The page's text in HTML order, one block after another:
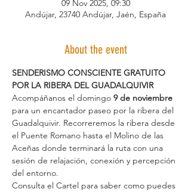
09 Nov 2025, 09:30
Andújar, 23740 Andújar, Jaén, España
About the event
SENDERISMO CONSCIENTE GRATUITO
POR LA RIBERA DEL GUADALQUIVIR
Acompáñanos el domingo 9 de noviembre
para un encantador paseo por la ribera del
Guadalquivir. Recorreremos la ribera desde
el Puente Romano hasta el Molino de las
Aceñas donde terminará la ruta con una
sesión de relajación, conexión y percepción
del entorno.
Consulta el Cartel para saber como puedes